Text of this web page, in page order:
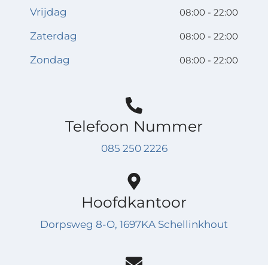
Vrijdag 08:00 - 22:00
Zaterdag 08:00 - 22:00
Zondag 08:00 - 22:00
Telefoon Nummer
085 250 2226
Hoofdkantoor
Dorpsweg 8-O, 1697KA Schellinkhout